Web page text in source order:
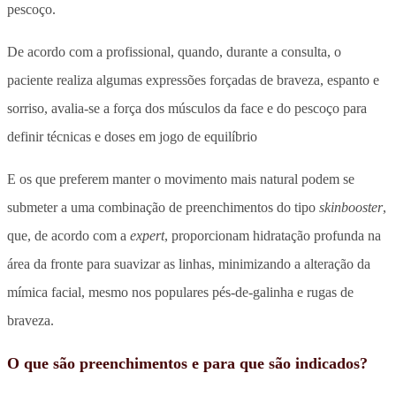
pescoço.
De acordo com a profissional, quando, durante a consulta, o
paciente realiza algumas expressões forçadas de braveza, espanto e
sorriso, avalia-se a força dos músculos da face e do pescoço para
definir técnicas e doses em jogo de equilíbrio
E os que preferem manter o movimento mais natural podem se
submeter a uma combinação de preenchimentos do tipo skinbooster,
que, de acordo com a expert, proporcionam hidratação profunda na
área da fronte para suavizar as linhas, minimizando a alteração da
mímica facial, mesmo nos populares pés-de-galinha e rugas de
braveza.
O que são preenchimentos e para que são indicados?